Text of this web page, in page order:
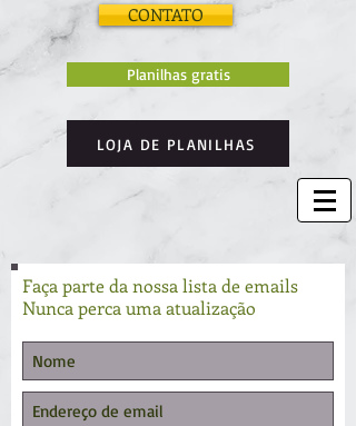
CONTATO
Planilhas gratis
LOJA DE PLANILHAS
Faça parte da nossa lista de emails
Nunca perca uma atualização